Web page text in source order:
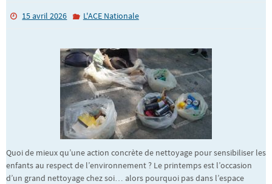
15 avril 2026 L'ACE Nationale
Quoi de mieux qu’une action concrète de nettoyage pour sensibiliser les
enfants au respect de l’environnement ? Le printemps est l’occasion
d’un grand nettoyage chez soi… alors pourquoi pas dans l’espace